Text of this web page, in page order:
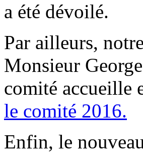
a été dévoilé.
Par ailleurs,
Monsieur
comité accueille
le comité 2016.
Enfin, le